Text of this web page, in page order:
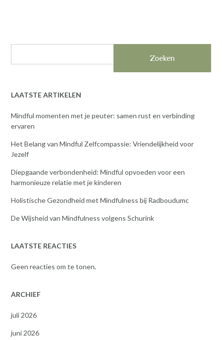
Zoeken
LAATSTE ARTIKELEN
Mindful momenten met je peuter: samen rust en verbinding
ervaren
Het Belang van Mindful Zelfcompassie: Vriendelijkheid voor
Jezelf
Diepgaande verbondenheid: Mindful opvoeden voor een
harmonieuze relatie met je kinderen
Holistische Gezondheid met Mindfulness bij Radboudumc
De Wijsheid van Mindfulness volgens Schurink
LAATSTE REACTIES
Geen reacties om te tonen.
ARCHIEF
juli 2026
juni 2026